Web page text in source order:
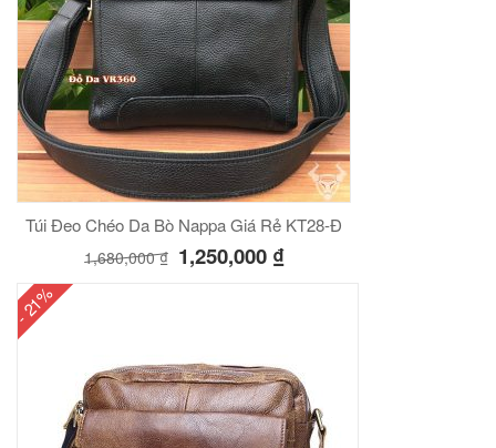
Túi Đeo Chéo Da Bò Nappa Giá Rẻ KT28-Đ
1,680,000₫ 1,250,000 ₫
- 21%